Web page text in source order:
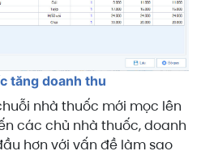
tăng doanh thu
nhà thuốc mới mọc lên
các chủ nhà thuốc, doanh
hơn với vấn đề làm sao